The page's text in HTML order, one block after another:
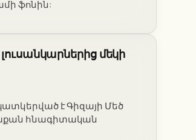
ֆոնին:
մեկի
է Գիզայի Մեծ
հնագիտական